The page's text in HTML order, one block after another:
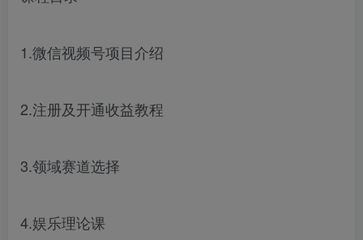
1.微信视频号项目介绍
2.注册及开通收益教程
3.领域赛道选择
4.娱乐理论课